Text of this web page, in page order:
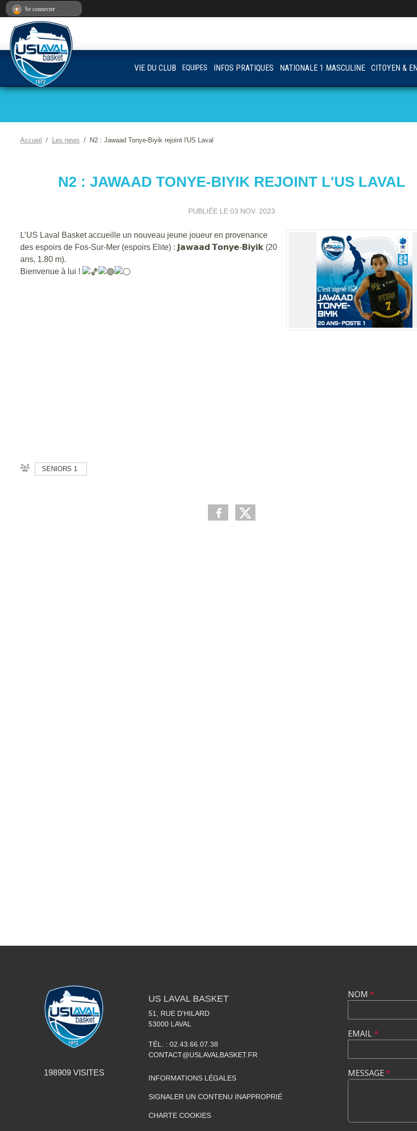
Accueil Les news N2 : Jawaad Tonye-Biyik rejoint l'US Laval
N2 : JAWAAD TONYE-BIYIK REJOINT L'US LAVAL
PUBLIÉE LE 03 NOV. 2023
L’US Laval Basket accueille un nouveau jeune joueur en provenance
des espoirs de Fos-Sur-Mer (espoirs Elite) : 𝗝𝗮𝘄𝗮𝗮𝗱 𝗧𝗼𝗻𝘆𝗲-𝗕𝗶𝘆𝗶𝗸 (20
ans, 1.80 m).
Bienvenue à lui !
SENIORS 1
VIE DU CLUB EQUIPES INFOS PRATIQUES NATIONALE 1 MASCULINE CITOYEN &
198909 VISITES
US LAVAL BASKET
51, RUE D'HILARD
53000 LAVAL
TÉL. : 02.43.66.07.38
CONTACT@USLAVALBASKET.FR
INFORMATIONS LÉGALES
SIGNALER UN CONTENU INAPPROPRIÉ
CHARTE COOKIES
NOM *
EMAIL*
MESSAGE *
Se connecter
Panneau de gestion des cookies